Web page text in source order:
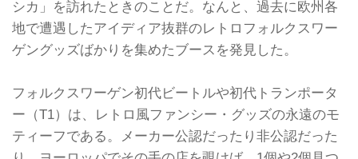
シカ」を訪れたときのことだ。なんと、過去に欧州各
地で遭遇したアイディア抜群のレトロフォルクスワー
ゲングッズばかりを集めたブースを発見した。
フォルクスワーゲン初代ビートルや初代トランポータ
ー（T1）は、レトロ風ファンシー・グッズの永遠のモ
ティーフである。メーカー公認だったり非公認だった